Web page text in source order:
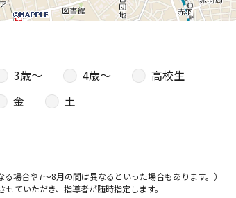
3歳〜 4歳〜
高校生
金
土
場合や7～8月の間は異なるといった場合もあります。）
ていただき、指導者が随時指定します。